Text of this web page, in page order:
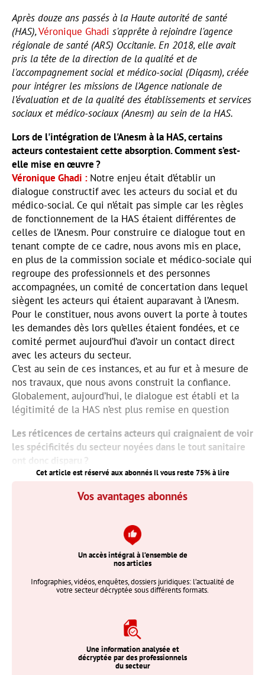
Après douze ans passés à la Haute autorité de santé
(HAS),Véronique Ghadi s'apprête à rejoindre l'agence
régionale de santé (ARS) Occitanie. En 2018, elle avait
pris la tête de la direction de la qualité et de
l'accompagnement social et médico-social (Diqasm), créée
pour intégrer les missions de l'Agence nationale de
l’évaluation et de la qualité des établissements et services
sociaux et médico-sociaux (Anesm) au sein de la HAS.
Lors de l'intégration de l'Anesm à la HAS, certains
acteurs contestaient cette absorption. Comment s’est-
elle mise en œuvre ?
Véronique Ghadi
Notre enjeu était d’établir un
dialogue constructif avec les acteurs du social et du
médico-social. Ce qui n’était pas simple car les règles
de fonctionnement de la HAS étaient différentes de
celles de l’Anesm. Pour construire ce dialogue tout en
tenant compte de ce cadre, nous avons mis en place,
en plus de la commission sociale et médico-sociale qui
regroupe des professionnels et des personnes
accompagnées, un comité de concertation dans lequel
siègent les acteurs qui étaient auparavant à l’Anesm.
Pour le constituer, nous avons ouvert la porte à toutes
les demandes dès lors qu’elles étaient fondées, et ce
comité permet aujourd’hui d’avoir un contact direct
avec les acteurs du secteur.
C’est au sein de ces instances, et au fur et à mesure de
nos travaux, que nous avons construit la confiance.
Globalement, aujourd’hui, le dialogue est établi et la
légitimité de la HAS n’est plus remise en question
Les réticences de certains acteurs qui craignaient de voir
les spécificités du secteur noyées dans le tout sanitaire
ont donc disparu ?
Cet article est réservé aux abonnés Il vous reste75% à lire
Vos avantages abonnés
Un accès intégral à l’ensemble de
nos articles
Infographies, vidéos, enquêtes, dossiers juridiques: l’actualité de
votre secteur décryptée sous différents formats.
Une information analysée et
décryptée par des professionnels
du secteur